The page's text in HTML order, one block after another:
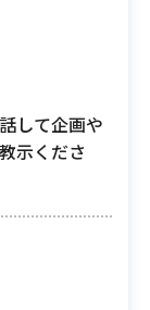
して企画や
示くださ